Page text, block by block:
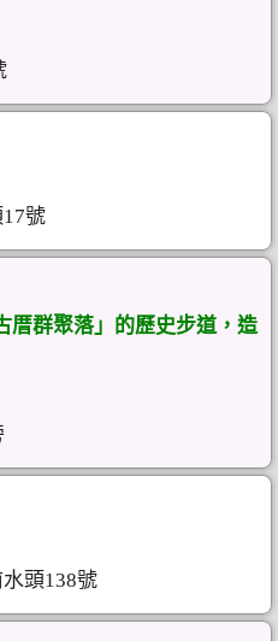
號
厝群聚落」的歷史步道，造
頭138號